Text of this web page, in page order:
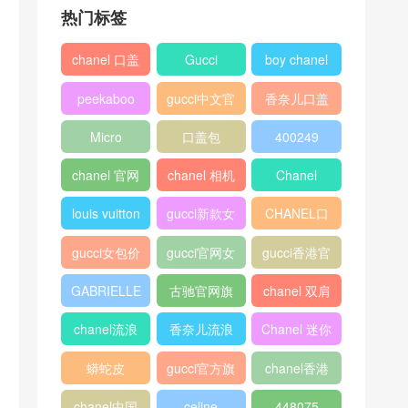
热门标签
chanel 口盖
包
Gucci
boy chanel
口盖包
peekaboo
gucci中文官
网
香奈儿口盖
包2018
Micro
Luggage
口盖包 400249
chanel 官网
chanel 相机
包
Chanel
louis vuitton
gucci新款女
包
CHANEL口
盖包
gucci女包价
格
gucci官网女
包
gucci香港官
网
GABRIELLE
古驰官网旗
舰店
chanel 双肩
背包
chanel流浪
包价格
香奈儿流浪
包尺寸
Chanel 迷你
口盖包
蟒蛇皮
gucci官方旗
舰店
chanel香港
官网